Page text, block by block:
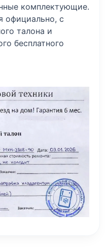
комплектующие.
официально, с
талона и
бесплатного